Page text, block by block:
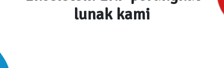
lunak kami